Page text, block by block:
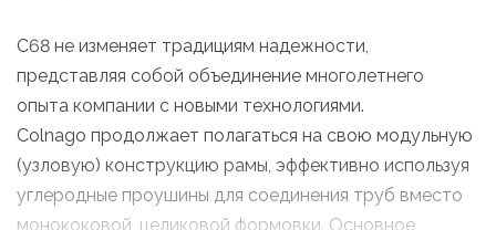
C68 не изменяет традициям надежности,
представляя собой объединение многолетнего
опыта компании с новыми технологиями.
Colnago продолжает полагаться на свою модульную
(узловую) конструкцию рамы, эффективно используя
углеродные проушины для соединения труб вместо
монококовой, целиковой формовки. Основное